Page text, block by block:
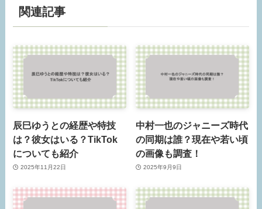
関連記事
辰巳ゆうとの経歴や特技
は？彼女はいる？TikTok
についても紹介
2025年11月22日
中村一也のジャニーズ時代
の同期は誰？現在や若い頃
の画像も調査！
2025年9月9日